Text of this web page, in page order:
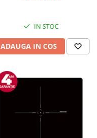
IN STOC
ADAUGA IN COS